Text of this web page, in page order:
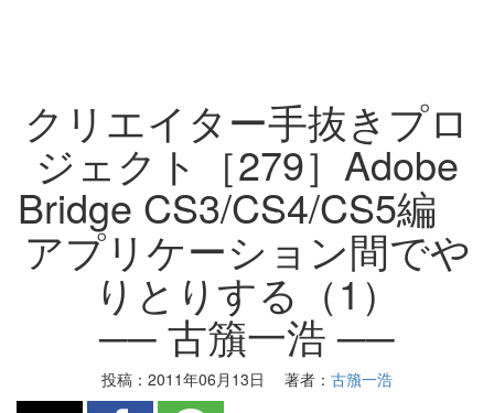
クリエイター手抜きプロ
ジェクト［279］Adobe
Bridge CS3/CS4/CS5編
アプリケーション間でや
りとりする（1）
── 古籏一浩 ──
投稿： 2011年06月13日 著者： 古籏一浩